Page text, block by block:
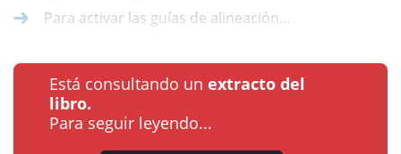
Para activar las guías de alineación...
Está consultando un extracto del
libro.
Para seguir leyendo...